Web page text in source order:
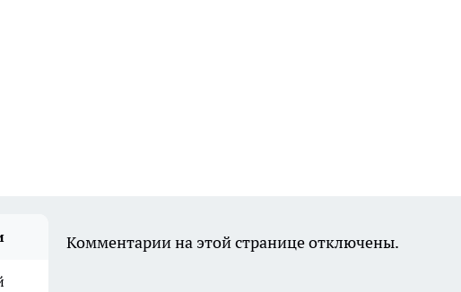
Комментарии на этой странице отключены.